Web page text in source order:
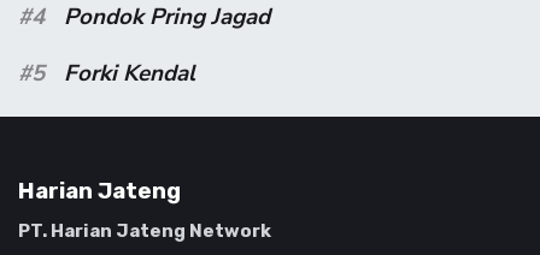
#4
Pondok Pring Jagad
#5
Forki Kendal
Harian Jateng
PT. Harian Jateng Network